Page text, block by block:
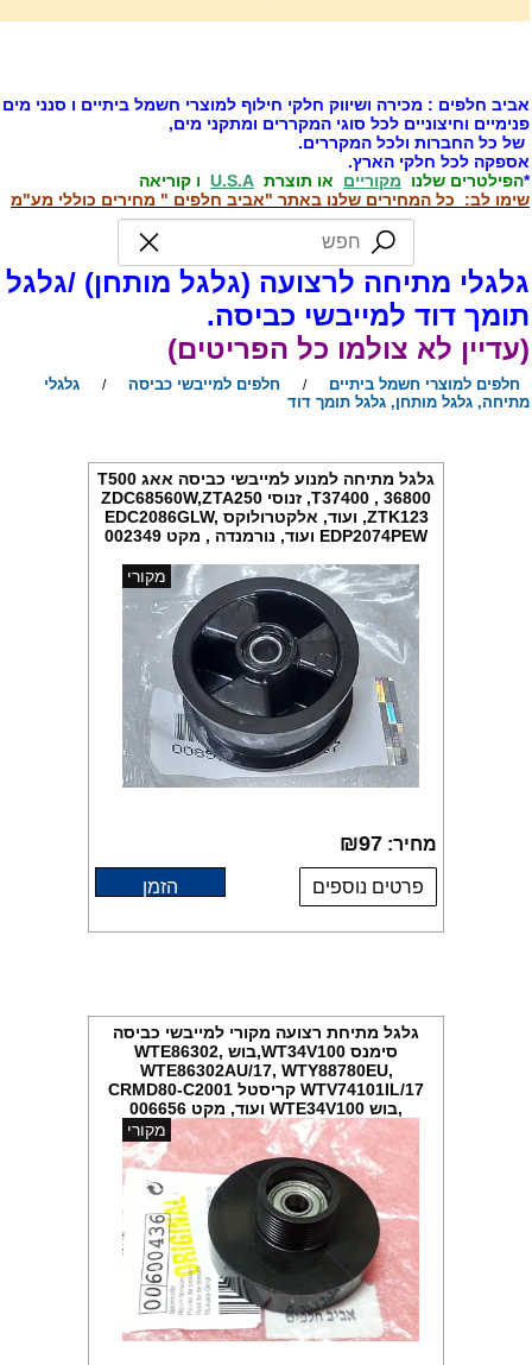
חלפים : מכירה ושיווק חלקי חילוף למוצרי חשמל ביתיים ו סנני מים
וחיצוניים לכל סוגי המקררים ומתקני מים,
כל החברות ולכל המקררים.
לכל חלקי הארץ.
הפילטרים שלנו מקורייםאו תוצרת U.S.Aו קוריאה
לב: כל המחירים שלנו באתר "אביב חלפים " מחירים כוללי מע"מ
מתיחה לרצועה (גלגל מותחן) /גלגל
דוד למייבשי כביסה.
לא צולמו כל הפריטים)
חלפים למוצרי חשמל ביתיים חלפים למייבשי כביסה
גלגלי
גלגל מותחן, גלגל תומך דוד
גלגל מתיחה למנוע למייבשי כביסה אאג T500
,T37400 , 36800 זנוסי ZDC68560W,ZTA250
,ZTK123 ועוד, אלקטרולוקס EDC2086GLW,
EDP2074PEW ועוד, נורמנדה , מקט 002349
מקורי
מחיר: ₪97
פרטים נוספים הזמן
גלגל מתיחת רצועה מקורי למייבשי כביסה
סימנס WT34V100,בוש WTE86302,
WTE86302AU/17, WTY88780EU,
WTV74101IL/17 קריסטל CRMD80-C2001
,בוש WTE34V100 ועוד, מקט 006656
מקורי